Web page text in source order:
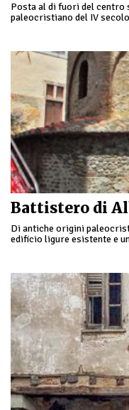
Posta al di fuori del
paleocristiano del IV
Battistero di
Di antiche origini
edificio ligure esistente e